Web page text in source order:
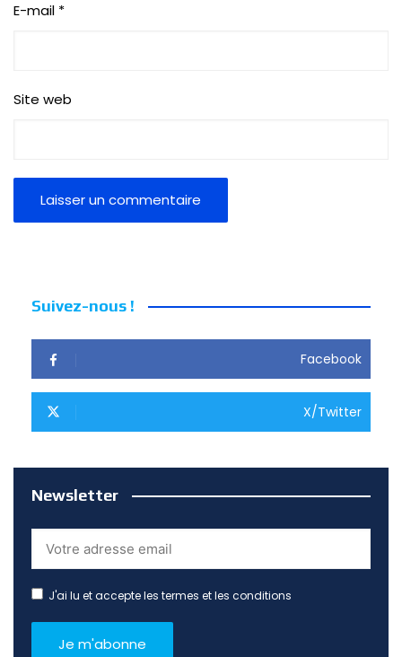
E-mail *
Site web
Suivez-nous !
Facebook
X/Twitter
Newsletter
J'ai lu et accepte les termes et les conditions